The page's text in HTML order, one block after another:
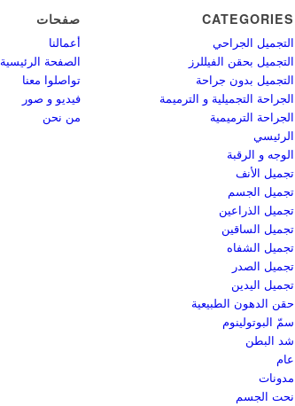
صفحات
أعمالنا
الصفحة الرئيسية
تواصلوا معنا
فيديو و صور
من نحن
CATEGORIES
التجميل الجراحي
التجميل بحقن الفيللرز
التجميل بدون جراحة
الجراحة التجميلية و الترميمة
الجراحة الترميمية
الرئيسي
الوجه و الرقبة
تجميل الأنف
تجميل الجسم
تجميل الذراعين
تجميل الساقين
تجميل الشفاه
تجميل الصدر
تجميل اليدين
حقن الدهون الطبيعية
سمّ البوتولينوم
شد البطن
عام
مدونات
نحت الجسم